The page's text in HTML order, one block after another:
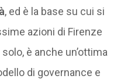
, ed è la base su cui si
azioni di Firenze
è anche un’ottima
di governance e